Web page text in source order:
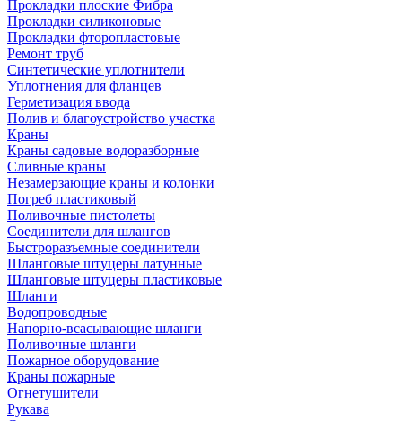
Прокладки плоские Фибра
Прокладки силиконовые
Прокладки фторопластовые
Ремонт труб
Синтетические уплотнители
Уплотнения для фланцев
Герметизация ввода
Полив и благоустройство участка
Краны
Краны садовые водоразборные
Сливные краны
Незамерзающие краны и колонки
Погреб пластиковый
Поливочные пистолеты
Соединители для шлангов
Быстроразъемные соединители
Шланговые штуцеры латунные
Шланговые штуцеры пластиковые
Шланги
Водопроводные
Напорно-всасывающие шланги
Поливочные шланги
Пожарное оборудование
Краны пожарные
Огнетушители
Рукава